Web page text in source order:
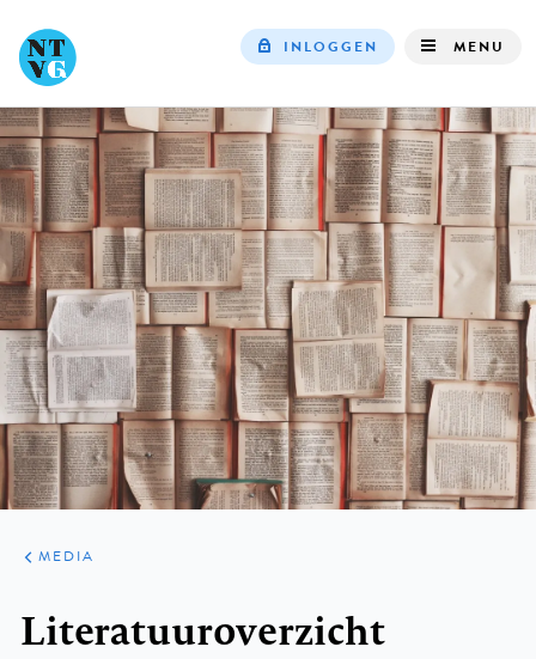
navigation
INLOGGEN MENU
ARTIKELEN
VARIA
MEDIA
Literatuuroverzicht